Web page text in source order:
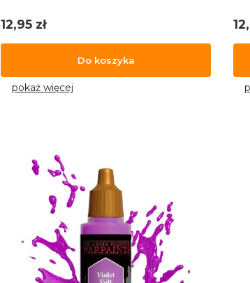
Cena
12,95 zł
Do koszyka
pokaż więcej